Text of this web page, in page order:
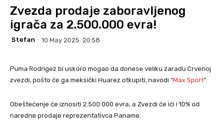
Zvezda prodaje zaboravljenog
igrača za 2.500.000 evra!
Stefan 10 May 2025. 20:58
Puma Rodrigez bi uskoro mogao da donese veliku zaradu Crvenoj
zvezdi, pošto će ga meksički Huarez otkupiti, navodi “Max Sport“.
Obeštećenje će iznositi 2.500.000 evra, a Zvezdi će ići i 10% od
naredne prodaje reprezentativca Paname.